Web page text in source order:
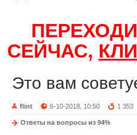
СЕЙЧАС,
Это вам
flint 6-10-2018, 10:50 1 353
Ответы на вопросы из 94%